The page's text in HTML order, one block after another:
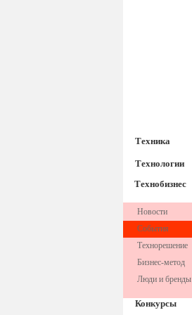
Техника
Технологии
Технобизнес
Новости
События
Технорешение
Бизнес-метод
Люди и бренды
Конкурсы